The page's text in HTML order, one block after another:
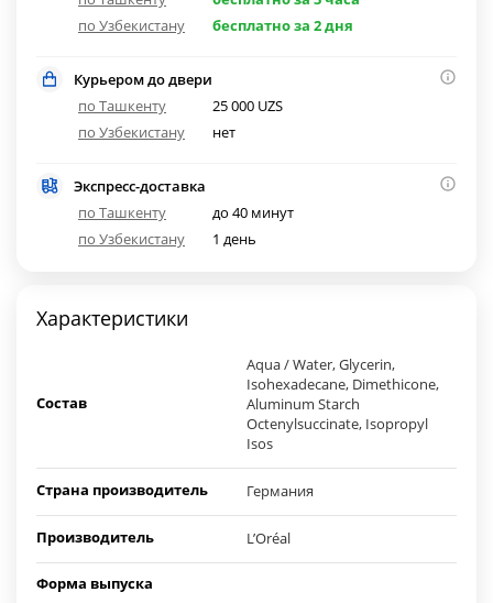
по Узбекистану
бесплатно за 2 дня
Курьером до двери
по Ташкенту
25 000 UZS
по Узбекистану
нет
Экспресс-доставка
по Ташкенту
до 40 минут
по Узбекистану
1 день
Характеристики
Состав
Aqua / Water, Glycerin,
Isohexadecane, Dimethicone,
Aluminum Starch
Octenylsuccinate, Isopropyl
Isos
Страна производитель Германия
Производитель L’Oréal
Форма выпуска